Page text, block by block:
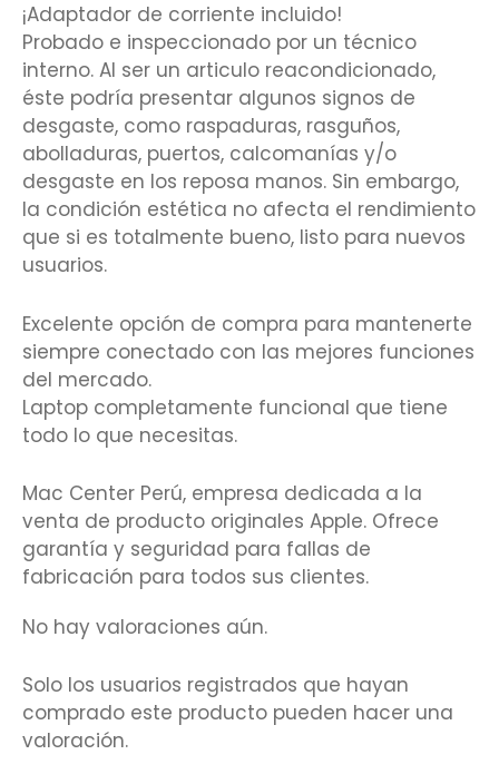
¡Adaptador de corriente incluido!
Probado e inspeccionado por un técnico
interno. Al ser un articulo reacondicionado,
éste podría presentar algunos signos de
desgaste, como raspaduras, rasguños,
abolladuras, puertos, calcomanías y/o
desgaste en los reposa manos. Sin embargo,
la condición estética no afecta el rendimiento
que si es totalmente bueno, listo para nuevos
usuarios.
Excelente opción de compra para mantenerte
siempre conectado con las mejores funciones
del mercado.
Laptop completamente funcional que tiene
todo lo que necesitas.
Mac Center Perú, empresa dedicada a la
venta de producto originales Apple. Ofrece
garantía y seguridad para fallas de
fabricación para todos sus clientes.
No hay valoraciones aún.
Solo los usuarios registrados que hayan
comprado este producto pueden hacer una
valoración.